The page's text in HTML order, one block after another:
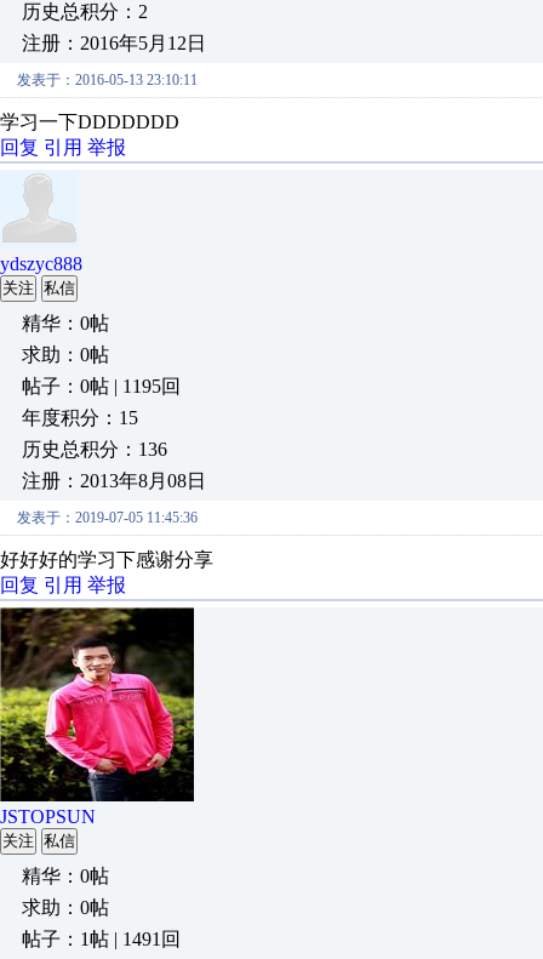
历史总积分：2
注册：2016年5月12日
发表于：2016-05-13 23:10:11
学习一下DDDDDDD
回复 引用 举报
ydszyc888
关注 私信
精华：0帖
求助：0帖
帖子：0帖 | 1195回
年度积分：15
历史总积分：136
注册：2013年8月08日
发表于：2019-07-05 11:45:36
好好好的学习下感谢分享
回复 引用 举报
JSTOPSUN
关注 私信
精华：0帖
求助：0帖
帖子：1帖 | 1491回